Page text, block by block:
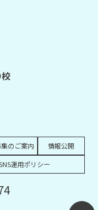
のご案内
情報公開
運用ポリシー